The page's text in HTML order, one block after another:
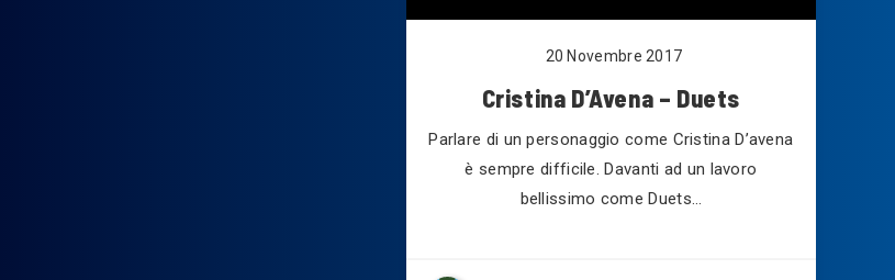
20 Novembre 2017
Cristina D’Avena – Duets
Parlare di un personaggio come Cristina D’avena
è sempre difficile. Davanti ad un lavoro
bellissimo come Duets…